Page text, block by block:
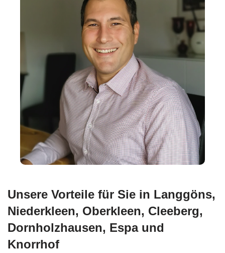
Unsere Vorteile für Sie in Langgöns,
Niederkleen, Oberkleen, Cleeberg,
Dornholzhausen, Espa und
Knorrhof